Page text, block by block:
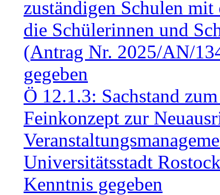
zuständigen Schulen
die Schülerinnen und
(Antrag Nr. 2025/AN/
gegeben
Ö 12.1.3: Sachstand
Feinkonzept zur
Universitätsstadt
Kenntnis gegeben